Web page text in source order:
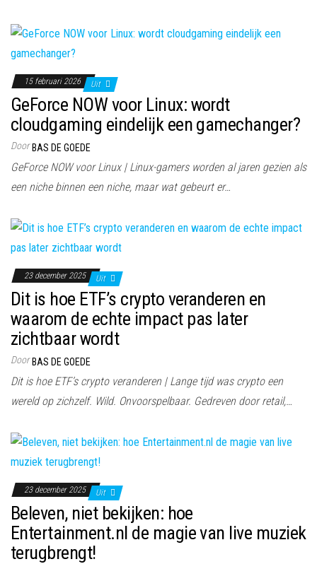
15 februari 2026 Uit
GeForce NOW voor Linux: wordt
cloudgaming eindelijk een gamechanger?
Door BAS DE GOEDE
GeForce NOW voor Linux | Linux-gamers worden al jaren gezien als
een niche binnen een niche, maar wat gebeurt er…
23 december 2025 Uit
Dit is hoe ETF’s crypto veranderen en
waarom de echte impact pas later
zichtbaar wordt
Door BAS DE GOEDE
Dit is hoe ETF’s crypto veranderen | Lange tijd was crypto een
wereld op zichzelf. Wild. Onvoorspelbaar. Gedreven door retail,…
23 december 2025 Uit
Beleven, niet bekijken: hoe
Entertainment.nl de magie van live muziek
terugbrengt!